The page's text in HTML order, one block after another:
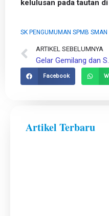
kelulusan pada tautan
SK PENGUMUMAN SPMB SMAN
Prev
ARTIKEL SEBELUMNYA
Gelar Gemilang dan
Facebook
Artikel Terbaru